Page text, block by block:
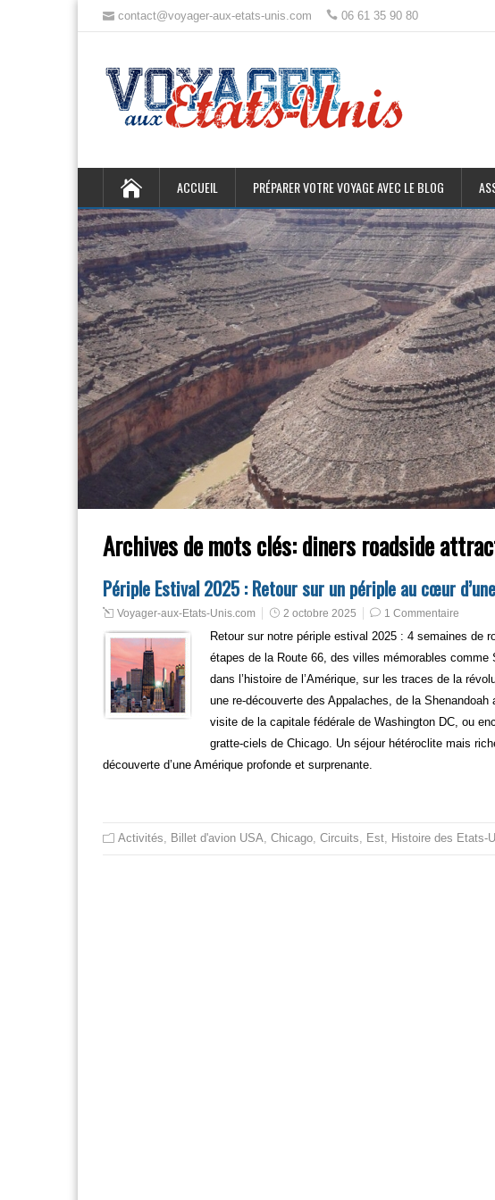
contact@voyager-aux-etats-unis.com 06 61 35 90 80
ACCUEIL PRÉPARER VOTRE VOYAGE AVEC LE BLOG
Archives de mots clés:diners roadside
Périple Estival 2025 : Retour sur un périple au cœur
Voyager-aux-Etats-Unis.com 2 octobre 2025 1 Commentaire
Retour sur notre périple estival 2025 : 4 semaines de
étapes de la Route 66, des villes mémorables
dans l’histoire de l’Amérique, sur les traces de la
une re-découverte des Appalaches, de la
visite de la capitale fédérale de Washington DC, ou
gratte-ciels de Chicago. Un séjour hétéroclite mais
découverte d’une Amérique profonde et surprenante.
Activités, Billet d'avion USA, Chicago, Circuits, Est, Histoire des Etats-